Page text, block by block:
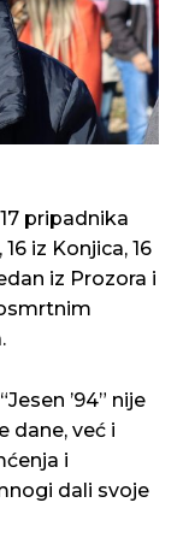
pripadnika
iz Konjica, 16
iz Prozora i
’94” nije
dane, već i
i
dali svoje